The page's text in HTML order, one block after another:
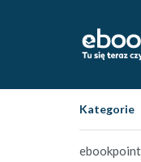
Kategorie